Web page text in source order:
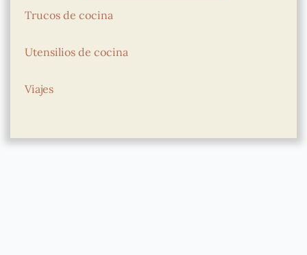
Trucos de cocina
Utensilios de cocina
Viajes